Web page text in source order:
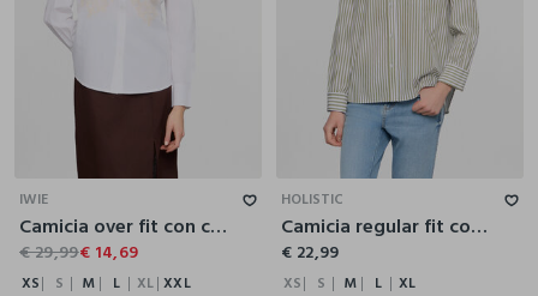
M
XXL
IWIE
Camicia over fit con colletto alla francese donna
€ 29,99€ 14,69
XS S M L XL XXL
M L
HOLISTIC
Camicia regular fit con colletto alla francese in popeline donna
€ 22,99
XS S M L XL